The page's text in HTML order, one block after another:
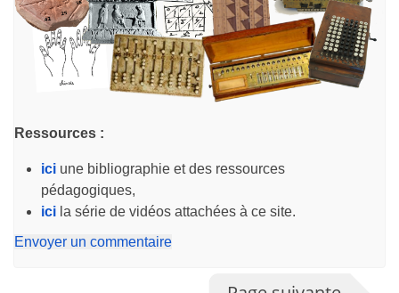
Ressources :
ici une bibliographie et des ressources
pédagogiques,
ici la série de vidéos attachées à ce site.
Envoyer un commentaire